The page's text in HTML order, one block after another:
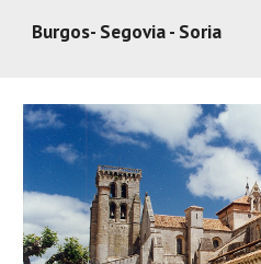
Burgos- Segovia - Soria